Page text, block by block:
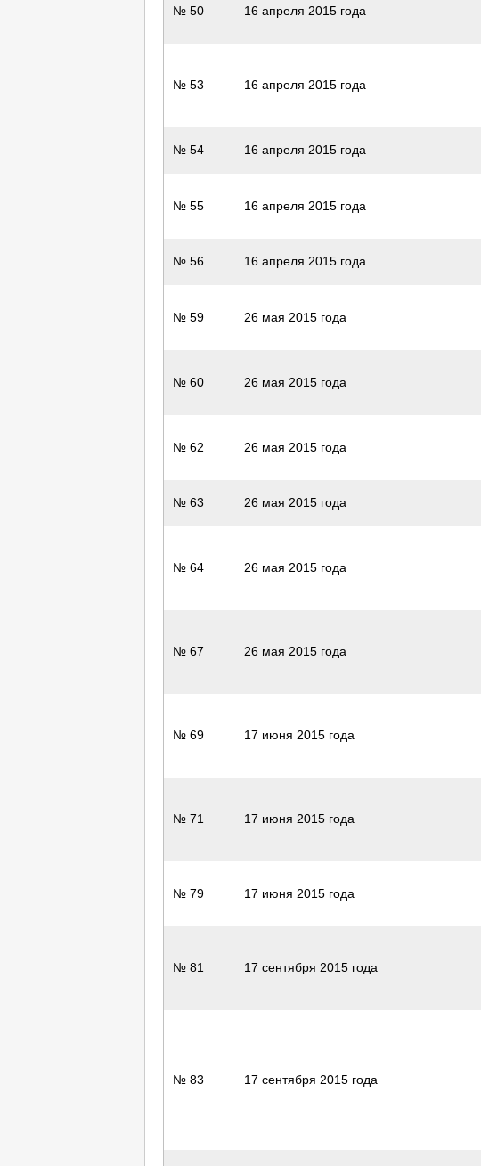
№ 50 16 апреля 2015 года
№ 53 16 апреля 2015 года
№ 54 16 апреля 2015 года
№ 55 16 апреля 2015 года
№ 56 16 апреля 2015 года
№ 59 26 мая 2015 года
№ 60 26 мая 2015 года
№ 62 26 мая 2015 года
№ 63 26 мая 2015 года
№ 64 26 мая 2015 года
№ 67 26 мая 2015 года
№ 69 17 июня 2015 года
№ 71 17 июня 2015 года
№ 79 17 июня 2015 года
№ 81 17 сентября 2015 года
№ 83 17 сентября 2015 года